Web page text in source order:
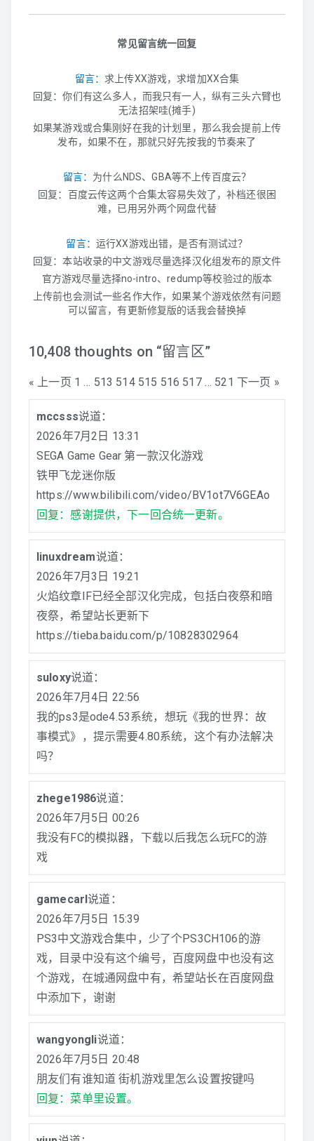
DC
PS1
N64
SFC
MD
其他家机
常见留言统一回复
留言： 求上传XX游戏，求增加XX合集
回复：你们有这么多人，而我只有一人，纵有三头六臂也
无法招架哇(摊手)
如果某游戏或合集刚好在我的计划里，那么我会提前上传
发布，如果不在，那就只好先按我的节奏来了
留言： 为什么NDS、GBA等不上传百度云？
回复：百度云传这两个合集太容易失效了，补档还很困
难，已用另外两个网盘代替
留言： 运行XX游戏出错，是否有测试过？
回复：本站收录的中文游戏尽量选择汉化组发布的原文件
官方游戏尽量选择no-intro、redump等校验过的版本
上传前也会测试一些名作大作，如果某个游戏依然有问题
可以留言，有更新修复版的话我会替换掉
10,408 thoughts on “留言区”
Comment
navigation
« 上一页 1 … 513 514 515 516 517 … 521 下一页 »
mccsss说道：
2026年7月2日 13:31
SEGA Game Gear 第一款汉化游戏
铁甲飞龙迷你版
https://www.bilibili.com/video/BV1ot7V6GEAo
回复：感谢提供，下一回合统一更新。
linuxdream说道：
2026年7月3日 19:21
火焰纹章IF已经全部汉化完成，包括白夜祭和暗
夜祭，希望站长更新下
https://tieba.baidu.com/p/10828302964
suloxy说道：
2026年7月4日 22:56
我的ps3是ode4.53系统，想玩《我的世界：故
事模式》，提示需要4.80系统，这个有办法解决
吗？
zhege1986说道：
2026年7月5日 00:26
我没有FC的模拟器，下载以后我怎么玩FC的游
戏
gamecarl说道：
2026年7月5日 15:39
PS3中文游戏合集中，少了个PS3CH106的游
戏，目录中没有这个编号，百度网盘中也没有这
个游戏，在城通网盘中有，希望站长在百度网盘
中添加下，谢谢
wangyongli说道：
2026年7月5日 20:48
朋友们有谁知道 街机游戏里怎么设置按键吗
回复：菜单里设置。